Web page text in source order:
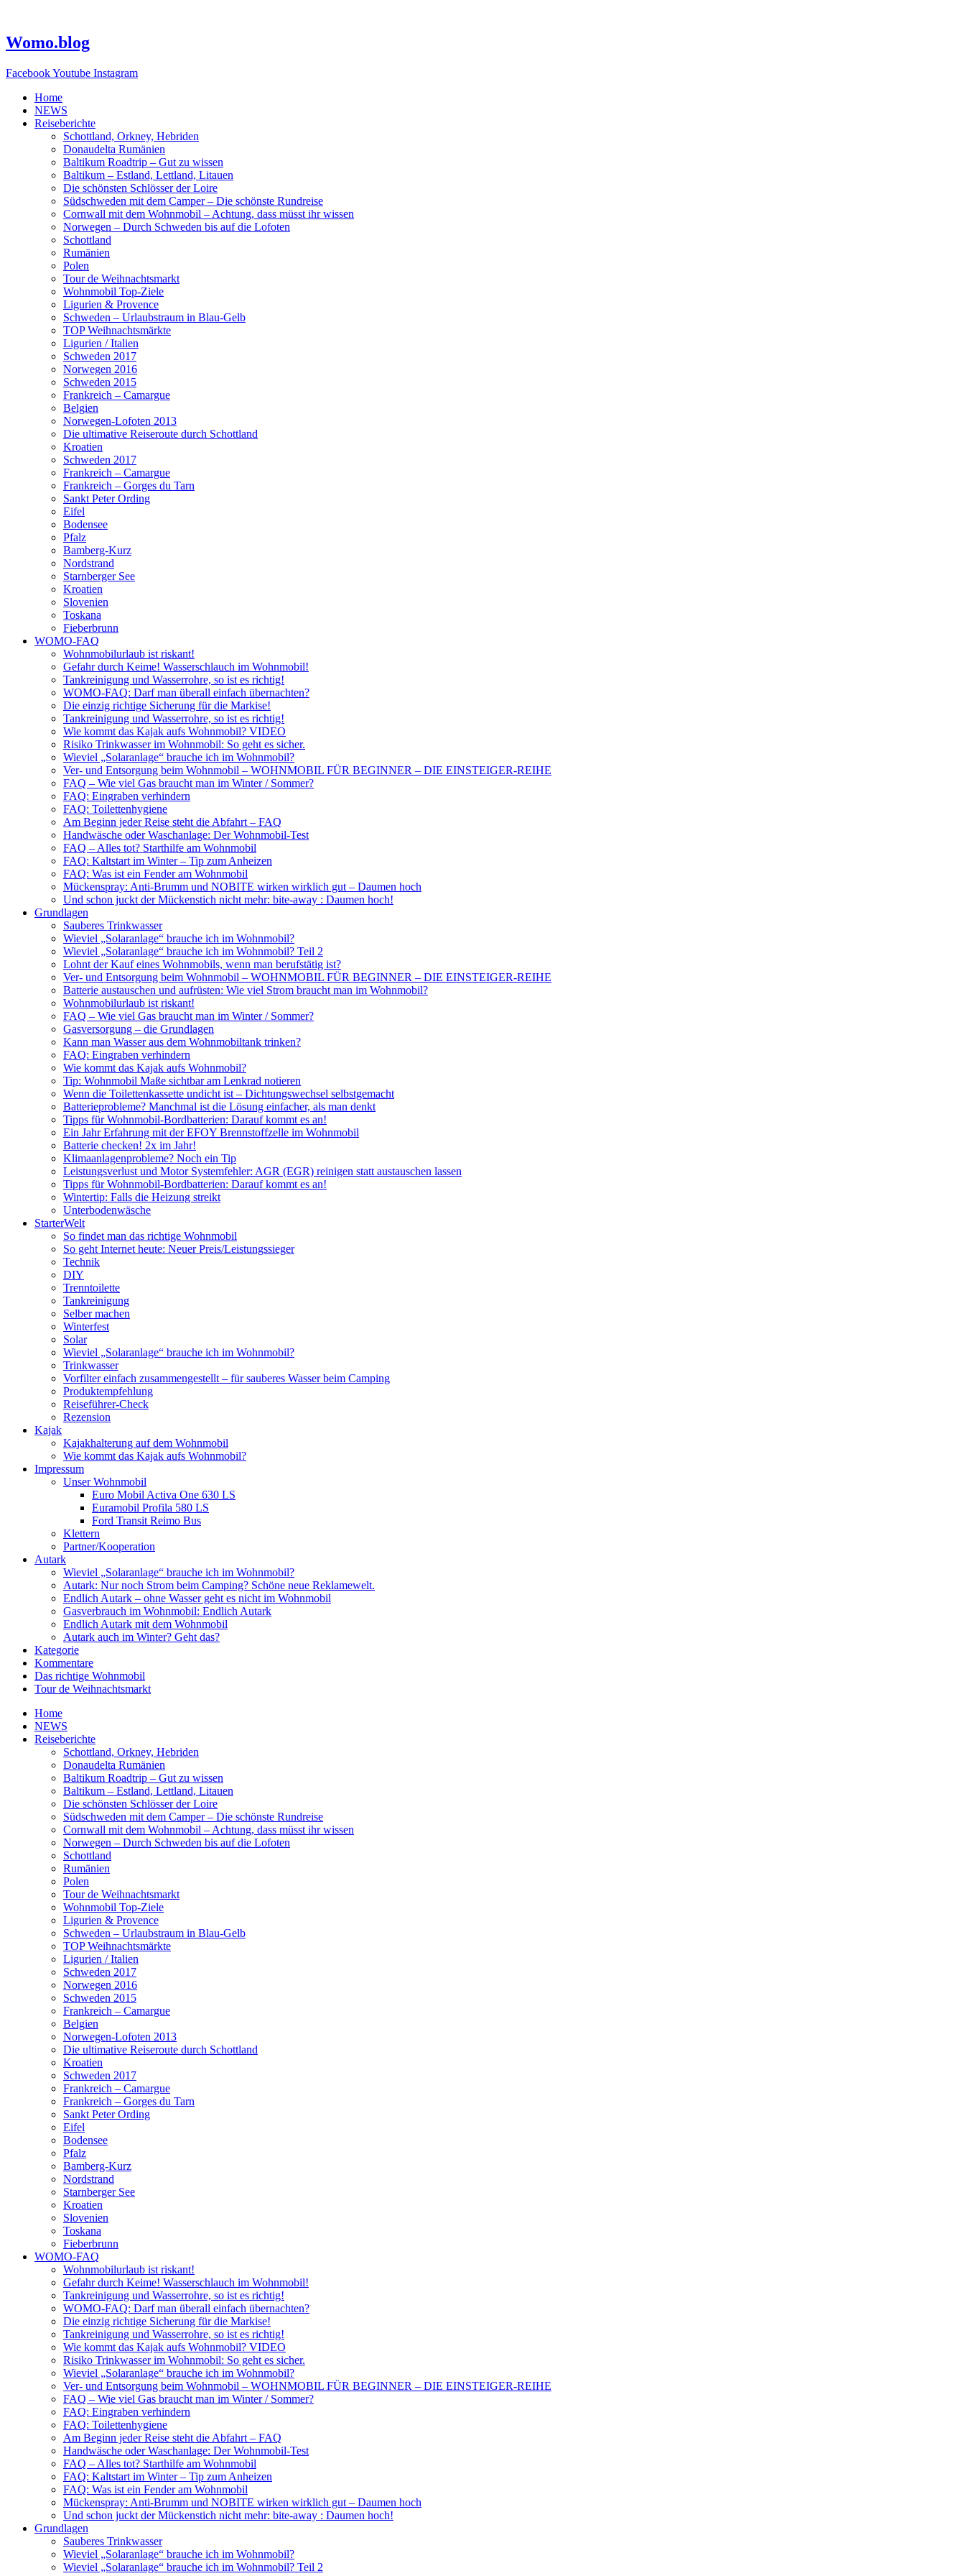
springen
Womo.blog
FacebookYoutube Instagram
Home
NEWS
Reiseberichte
Schottland, Orkney, Hebriden
Donaudelta Rumänien
Baltikum Roadtrip – Gut zu wissen
Baltikum – Estland, Lettland, Litauen
Die schönsten Schlösser der Loire
Südschweden mit dem Camper – Die schönste Rundreise
Cornwall mit dem Wohnmobil – Achtung, dass müsst ihr wissen
Norwegen – Durch Schweden bis auf die Lofoten
Schottland
Rumänien
Polen
Tour de Weihnachtsmarkt
Wohnmobil Top-Ziele
Ligurien & Provence
Schweden – Urlaubstraum in Blau-Gelb
TOP Weihnachtsmärkte
Ligurien / Italien
Schweden 2017
Norwegen 2016
Schweden 2015
Frankreich – Camargue
Belgien
Norwegen-Lofoten 2013
Die ultimative Reiseroute durch Schottland
Kroatien
Schweden 2017
Frankreich – Camargue
Frankreich – Gorges du Tarn
Sankt Peter Ording
Eifel
Bodensee
Pfalz
Bamberg-Kurz
Nordstrand
Starnberger See
Kroatien
Slovenien
Toskana
Fieberbrunn
WOMO-FAQ
Wohnmobilurlaub ist riskant!
Gefahr durch Keime! Wasserschlauch im Wohnmobil!
Tankreinigung und Wasserrohre, so ist es richtig!
WOMO-FAQ: Darf man überall einfach übernachten?
Die einzig richtige Sicherung für die Markise!
Tankreinigung und Wasserrohre, so ist es richtig!
Wie kommt das Kajak aufs Wohnmobil? VIDEO
Risiko Trinkwasser im Wohnmobil: So geht es sicher.
Wieviel „Solaranlage“ brauche ich im Wohnmobil?
Ver- und Entsorgung beim Wohnmobil – WOHNMOBIL FÜR BEGINNER – DIE EINSTEIGER-REIHE
FAQ – Wie viel Gas braucht man im Winter / Sommer?
FAQ: Eingraben verhindern
FAQ: Toilettenhygiene
Am Beginn jeder Reise steht die Abfahrt – FAQ
Handwäsche oder Waschanlage: Der Wohnmobil-Test
FAQ – Alles tot? Starthilfe am Wohnmobil
FAQ: Kaltstart im Winter – Tip zum Anheizen
FAQ: Was ist ein Fender am Wohnmobil
Mückenspray: Anti-Brumm und NOBITE wirken wirklich gut – Daumen hoch
Und schon juckt der Mückenstich nicht mehr: bite-away : Daumen hoch!
Grundlagen
Sauberes Trinkwasser
Wieviel „Solaranlage“ brauche ich im Wohnmobil?
Wieviel „Solaranlage“ brauche ich im Wohnmobil? Teil 2
Lohnt der Kauf eines Wohnmobils, wenn man berufstätig ist?
Ver- und Entsorgung beim Wohnmobil – WOHNMOBIL FÜR BEGINNER – DIE EINSTEIGER-REIHE
Batterie austauschen und aufrüsten: Wie viel Strom braucht man im Wohnmobil?
Wohnmobilurlaub ist riskant!
FAQ – Wie viel Gas braucht man im Winter / Sommer?
Gasversorgung – die Grundlagen
Kann man Wasser aus dem Wohnmobiltank trinken?
FAQ: Eingraben verhindern
Wie kommt das Kajak aufs Wohnmobil?
Tip: Wohnmobil Maße sichtbar am Lenkrad notieren
Wenn die Toilettenkassette undicht ist – Dichtungswechsel selbstgemacht
Batterieprobleme? Manchmal ist die Lösung einfacher, als man denkt
Tipps für Wohnmobil-Bordbatterien: Darauf kommt es an!
Ein Jahr Erfahrung mit der EFOY Brennstoffzelle im Wohnmobil
Batterie checken! 2x im Jahr!
Klimaanlagenprobleme? Noch ein Tip
Leistungsverlust und Motor Systemfehler: AGR (EGR) reinigen statt austauschen lassen
Tipps für Wohnmobil-Bordbatterien: Darauf kommt es an!
Wintertip: Falls die Heizung streikt
Unterbodenwäsche
StarterWelt
So findet man das richtige Wohnmobil
So geht Internet heute: Neuer Preis/Leistungssieger
Technik
DIY
Trenntoilette
Tankreinigung
Selber machen
Winterfest
Solar
Wieviel „Solaranlage“ brauche ich im Wohnmobil?
Trinkwasser
Vorfilter einfach zusammengestellt – für sauberes Wasser beim Camping
Produktempfehlung
Reiseführer-Check
Rezension
Kajak
Kajakhalterung auf dem Wohnmobil
Wie kommt das Kajak aufs Wohnmobil?
Impressum
Unser Wohnmobil
Euro Mobil Activa One 630 LS
Euramobil Profila 580 LS
Ford Transit Reimo Bus
Klettern
Partner/Kooperation
Autark
Wieviel „Solaranlage“ brauche ich im Wohnmobil?
Autark: Nur noch Strom beim Camping? Schöne neue Reklamewelt.
Endlich Autark – ohne Wasser geht es nicht im Wohnmobil
Gasverbrauch im Wohnmobil: Endlich Autark
Endlich Autark mit dem Wohnmobil
Autark auch im Winter? Geht das?
Kategorie
Kommentare
Das richtige Wohnmobil
Tour de Weihnachtsmarkt
Home
NEWS
Reiseberichte
Schottland, Orkney, Hebriden
Donaudelta Rumänien
Baltikum Roadtrip – Gut zu wissen
Baltikum – Estland, Lettland, Litauen
Die schönsten Schlösser der Loire
Südschweden mit dem Camper – Die schönste Rundreise
Cornwall mit dem Wohnmobil – Achtung, dass müsst ihr wissen
Norwegen – Durch Schweden bis auf die Lofoten
Schottland
Rumänien
Polen
Tour de Weihnachtsmarkt
Wohnmobil Top-Ziele
Ligurien & Provence
Schweden – Urlaubstraum in Blau-Gelb
TOP Weihnachtsmärkte
Ligurien / Italien
Schweden 2017
Norwegen 2016
Schweden 2015
Frankreich – Camargue
Belgien
Norwegen-Lofoten 2013
Die ultimative Reiseroute durch Schottland
Kroatien
Schweden 2017
Frankreich – Camargue
Frankreich – Gorges du Tarn
Sankt Peter Ording
Eifel
Bodensee
Pfalz
Bamberg-Kurz
Nordstrand
Starnberger See
Kroatien
Slovenien
Toskana
Fieberbrunn
WOMO-FAQ
Wohnmobilurlaub ist riskant!
Gefahr durch Keime! Wasserschlauch im Wohnmobil!
Tankreinigung und Wasserrohre, so ist es richtig!
WOMO-FAQ: Darf man überall einfach übernachten?
Die einzig richtige Sicherung für die Markise!
Tankreinigung und Wasserrohre, so ist es richtig!
Wie kommt das Kajak aufs Wohnmobil? VIDEO
Risiko Trinkwasser im Wohnmobil: So geht es sicher.
Wieviel „Solaranlage“ brauche ich im Wohnmobil?
Ver- und Entsorgung beim Wohnmobil – WOHNMOBIL FÜR BEGINNER – DIE EINSTEIGER-REIHE
FAQ – Wie viel Gas braucht man im Winter / Sommer?
FAQ: Eingraben verhindern
FAQ: Toilettenhygiene
Am Beginn jeder Reise steht die Abfahrt – FAQ
Handwäsche oder Waschanlage: Der Wohnmobil-Test
FAQ – Alles tot? Starthilfe am Wohnmobil
FAQ: Kaltstart im Winter – Tip zum Anheizen
FAQ: Was ist ein Fender am Wohnmobil
Mückenspray: Anti-Brumm und NOBITE wirken wirklich gut – Daumen hoch
Und schon juckt der Mückenstich nicht mehr: bite-away : Daumen hoch!
Grundlagen
Sauberes Trinkwasser
Wieviel „Solaranlage“ brauche ich im Wohnmobil?
Wieviel „Solaranlage“ brauche ich im Wohnmobil? Teil 2